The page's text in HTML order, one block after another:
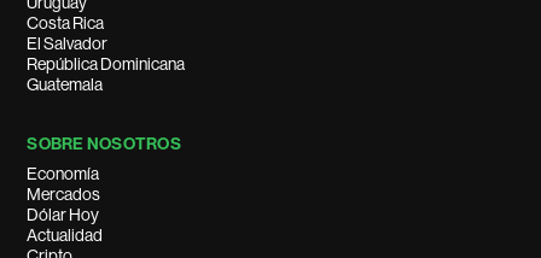
Costa Rica
El Salvador
República Dominicana
Guatemala
SOBRE NOSOTROS
Economía
Mercados
Dólar Hoy
Actualidad